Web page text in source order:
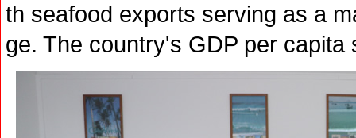
th seafood exports serving as a
ge. The country's GDP per capita